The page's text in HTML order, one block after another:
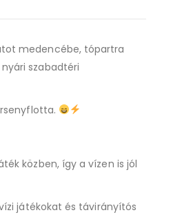
medencébe, tópartra
szabadtéri
közben, így a vízen is jól
játékokat és távirányítós